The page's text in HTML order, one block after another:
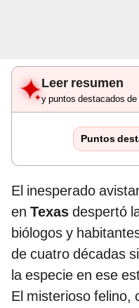
Leer resumen
y puntos destacados
Puntos
El inesperado
en Texas despertó
biólogos y
de cuatro décadas
la especie en ese
El misterioso felino,